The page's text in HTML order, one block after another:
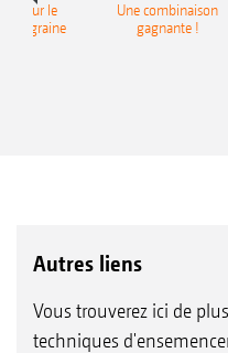
pour le
Une combinaison
gagnante !
Autres liens
Vous trouverez ici de
techniques